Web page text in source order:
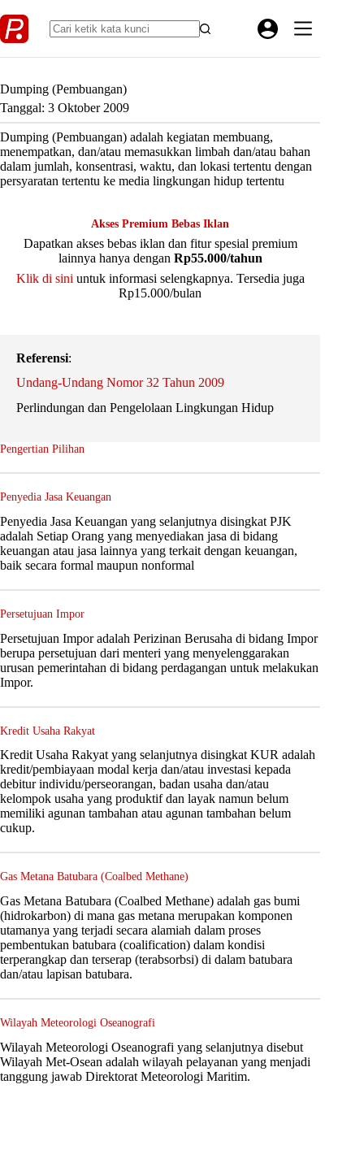
to
content
Dumping (Pembuangan)
Tanggal: 3 Oktober 2009
Dumping (Pembuangan) adalah kegiatan membuang,
menempatkan, dan/atau memasukkan limbah dan/atau bahan
dalam jumlah, konsentrasi, waktu, dan lokasi tertentu dengan
persyaratan tertentu ke media lingkungan hidup tertentu
Akses Premium Bebas Iklan
Dapatkan akses bebas iklan dan fitur spesial premium
lainnya hanya dengan Rp55.000/tahun
Klik di sini untuk informasi selengkapnya. Tersedia juga
Rp15.000/bulan
Referensi:
Undang-Undang Nomor 32 Tahun 2009
Perlindungan dan Pengelolaan Lingkungan Hidup
Pengertian Pilihan
Penyedia Jasa Keuangan
Penyedia Jasa Keuangan yang selanjutnya disingkat PJK
adalah Setiap Orang yang menyediakan jasa di bidang
keuangan atau jasa lainnya yang terkait dengan keuangan,
baik secara formal maupun nonformal
Persetujuan Impor
Persetujuan Impor adalah Perizinan Berusaha di bidang Impor
berupa persetujuan dari menteri yang menyelenggarakan
urusan pemerintahan di bidang perdagangan untuk melakukan
Impor.
Kredit Usaha Rakyat
Kredit Usaha Rakyat yang selanjutnya disingkat KUR adalah
kredit/pembiayaan modal kerja dan/atau investasi kepada
debitur individu/perseorangan, badan usaha dan/atau
kelompok usaha yang produktif dan layak namun belum
memiliki agunan tambahan atau agunan tambahan belum
cukup.
Gas Metana Batubara (Coalbed Methane)
Gas Metana Batubara (Coalbed Methane) adalah gas bumi
(hidrokarbon) di mana gas metana merupakan komponen
utamanya yang terjadi secara alamiah dalam proses
pembentukan batubara (coalification) dalam kondisi
terperangkap dan terserap (terabsorbsi) di dalam batubara
dan/atau lapisan batubara.
Wilayah Meteorologi Oseanografi
Wilayah Meteorologi Oseanografi yang selanjutnya disebut
Wilayah Met-Osean adalah wilayah pelayanan yang menjadi
tanggung jawab Direktorat Meteorologi Maritim.